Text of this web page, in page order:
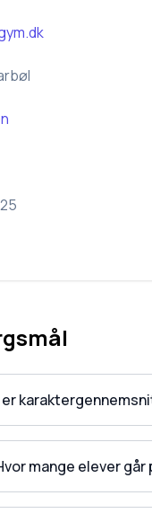
er
mange elever